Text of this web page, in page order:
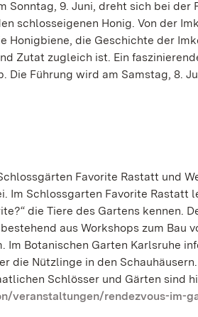
Sonntag, 9. Juni, dreht sich bei der
schlosseigenen Honig. Von der
Honigbiene, die Geschichte der
Zutat zugleich ist. Ein
Führung wird am Samstag, 8.
Favorite Rastatt und
Im Schlossgarten Favorite Rastatt
die Tiere des Gartens kennen.
aus Workshops zum Bau
Im Botanischen Garten Karlsruhe
die Nützlinge in den
Schlösser und Gärten sind
veranstaltungen/rendezvous-im-